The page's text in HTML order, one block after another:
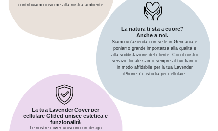
contribuiamo insieme alla nostra ambiente.
La natura ti sta a cuore?
Anche a noi.
Siamo un'azienda con sede in Germania e
poniamo grande importanza alla qualità e
alla soddisfazione del cliente. Con il nostro
servizio locale siamo sempre al tuo fianco
in modo affidabile per la tua Lavender
iPhone 7 custodia per cellulare.
La tua Lavender Cover per
cellulare Glided unisce estetica e
funzionalità
Le nostre cover uniscono un design